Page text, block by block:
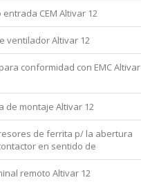
entrada CEM Altivar 12
ventilador Altivar 12
conformidad con EMC Altivar
de montaje Altivar 12
de ferrita p/ la abertura
en sentido de
remoto Altivar 12